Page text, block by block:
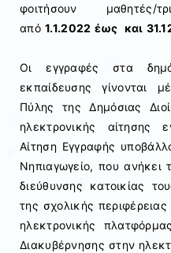
φοιτήσουν
από1.1.2022 έως και
Οι εγγραφές στα
εκπαίδευσης γίνονται
Πύλης της Δημόσιας
ηλεκτρονικής αίτησης
Αίτηση Εγγραφής
Νηπιαγωγείο, που ανήκει
διεύθυνσης κατοικίας
της σχολικής
ηλεκτρονικής
Διακυβέρνησης στην